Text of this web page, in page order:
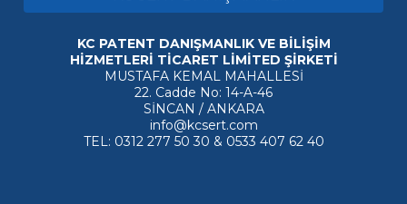
KC PATENT DANIŞMANLIK VE BİLİŞİM
HİZMETLERİ TİCARET LİMİTED ŞİRKETİ
MUSTAFA KEMAL MAHALLESİ
22. Cadde No: 14-A-46
SİNCAN / ANKARA
info@kcsert.com
TEL: 0312 277 50 30 & 0533 407 62 40